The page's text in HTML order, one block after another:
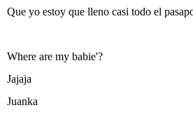
Que yo estoy que lleno casi todo el
Where are my babie'?
Jajaja
Juanka